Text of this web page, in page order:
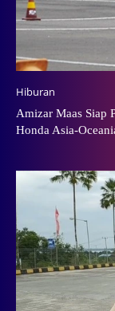
Hiburan
Amizar Maas Siap
Honda Asia-